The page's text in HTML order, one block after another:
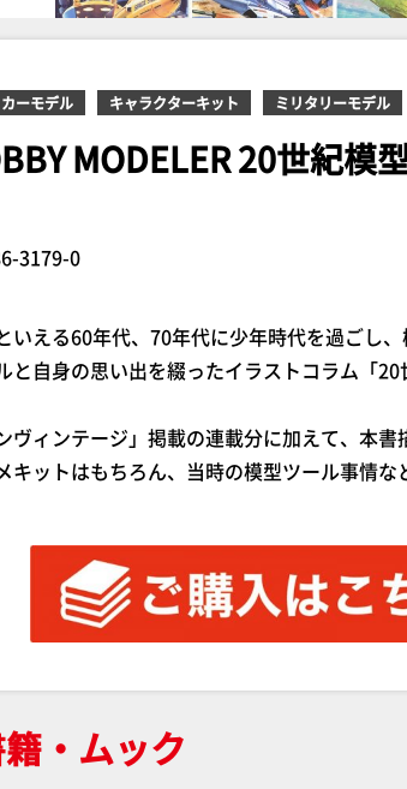
カーモデル キャラクターキット ミリタリーモデル
MODELER 20世紀模
3179-0
いえる60年代、70年代に少年時代を過ごし、
と自身の思い出を綴ったイラストコラム「
ヴィンテージ」掲載の連載分に加えて、本
キットはもちろん、当時の模型ツール事情
・ムック